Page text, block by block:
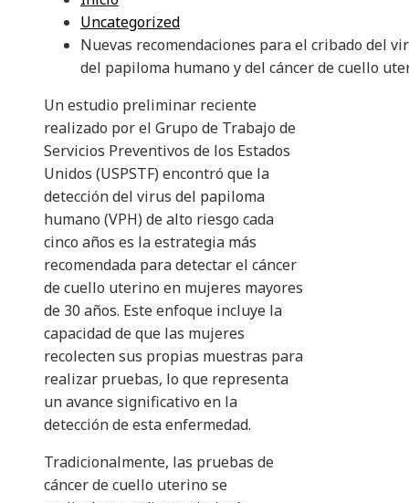
Uncategorized
Nuevas recomendaciones para el cribado del
del papiloma humano y del cáncer de cuello
Un estudio preliminar reciente
realizado por el Grupo de Trabajo de
Servicios Preventivos de los Estados
Unidos (USPSTF) encontró que la
detección del virus del papiloma
humano (VPH) de alto riesgo cada
cinco años es la estrategia más
recomendada para detectar el cáncer
de cuello uterino en mujeres mayores
de 30 años. Este enfoque incluye la
capacidad de que las mujeres
recolecten sus propias muestras para
realizar pruebas, lo que representa
un avance significativo en la
detección de esta enfermedad.
Tradicionalmente, las pruebas de
cáncer de cuello uterino se